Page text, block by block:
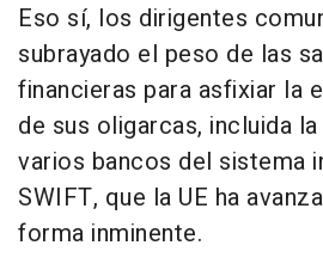
Eso sí, los dirigentes
subrayado el peso de las
financieras para asfixiar la
de sus oligarcas, incluida
varios bancos del sistema
SWIFT, que la UE ha
forma inminente.